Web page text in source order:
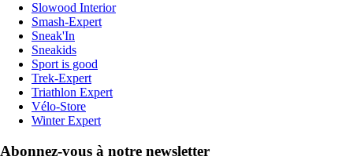
Slowood Interior
Smash-Expert
Sneak'In
Sneakids
Sport is good
Trek-Expert
Triathlon Expert
Vélo-Store
Winter Expert
Abonnez-vous à notre newsletter